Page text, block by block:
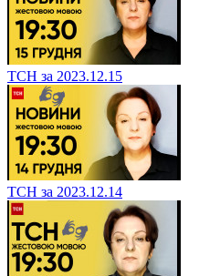
ТСН за 2023.12.15
ТСН за 2023.12.14